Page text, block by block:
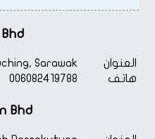
العنوان
Sarawak
هاتف
006082419788
Bhd